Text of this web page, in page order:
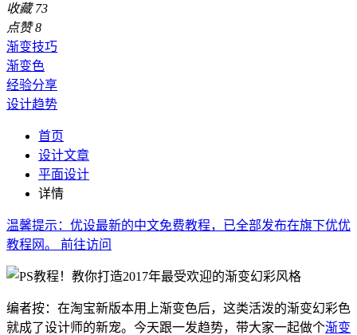
收藏 73
点赞 8
渐变技巧
渐变色
经验分享
设计趋势
首页
设计文章
平面设计
详情
温馨提示：优设最新的中文免费教程，已全部发布在旗下优优
教程网。 前往访问
编者按：在淘宝新版本用上渐变色后，这类活泼的渐变幻彩色
就成了设计师的新宠。今天跟一发趋势，带大家一起做个渐变